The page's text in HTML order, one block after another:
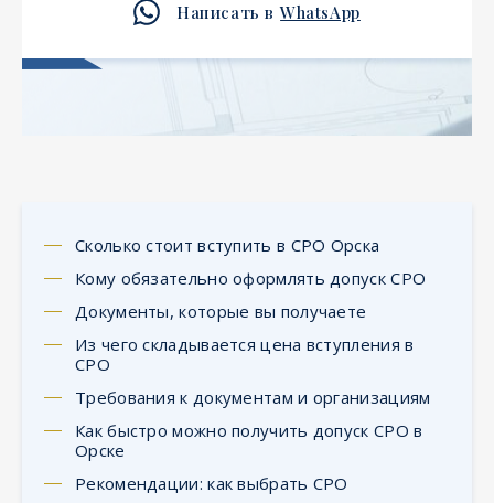
Написать в WhatsApp
Сколько стоит вступить в СРО Орска
Кому обязательно оформлять допуск СРО
Документы, которые вы получаете
Из чего складывается цена вступления в
СРО
Требования к документам и организациям
Как быстро можно получить допуск СРО в
Орске
Рекомендации: как выбрать СРО